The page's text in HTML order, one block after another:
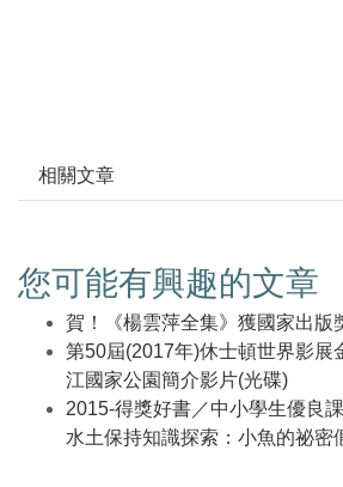
相關文章
您可能有興趣的文章
賀！《楊雲萍全集》獲國家出版
第50屆(2017年)休士頓世界影展
江國家公園簡介影片(光碟)
2015-得獎好書／中小學生優良
水土保持知識探索：小魚的祕密